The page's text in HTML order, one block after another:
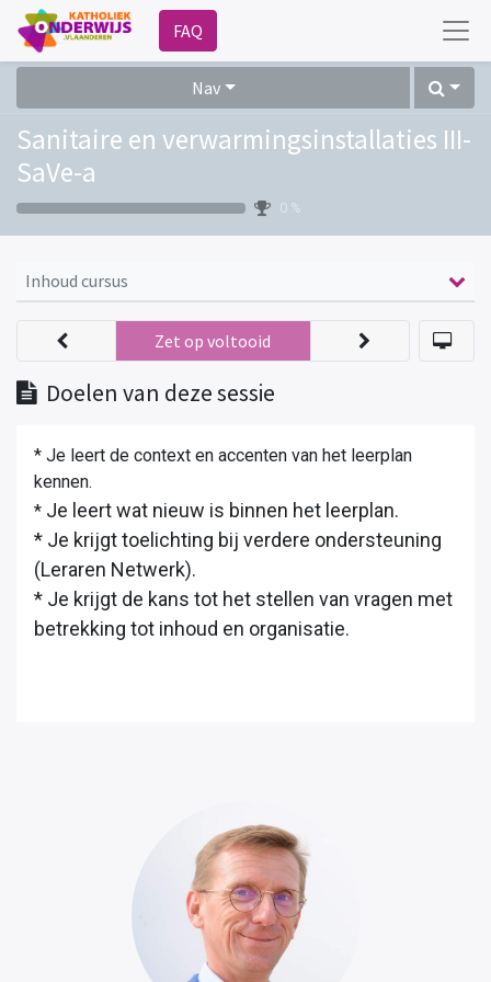
FAQ
Nav
Sanitaire en verwarmingsinstallaties III-
SaVe-a
0 %
Inhoud cursus
Doelen van deze sessie
Zet op voltooid
* Je leert de context en accenten van het leerplan
kennen.
* Je leert wat nieuw is binnen het leerplan.
* Je krijgt toelichting bij verdere ondersteuning
(Leraren Netwerk).
* Je krijgt de kans tot het stellen van vragen met
betrekking tot inhoud en organisatie.